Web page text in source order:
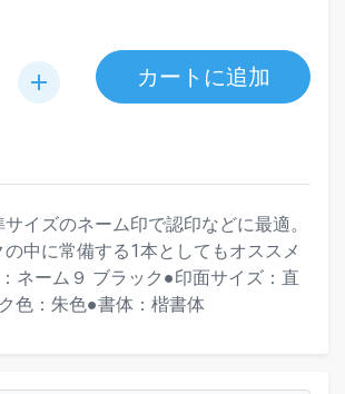
add カートに追加
イズのネーム印で認印などに最適。
中に常備する1本としてもオススメ
ネーム９ ブラック●印面サイズ：直
色：朱色●書体：楷書体